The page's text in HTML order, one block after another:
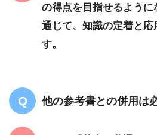
の得点を目指せるよう
通じて、知識の定着と応
す。
他の参考書との併用は